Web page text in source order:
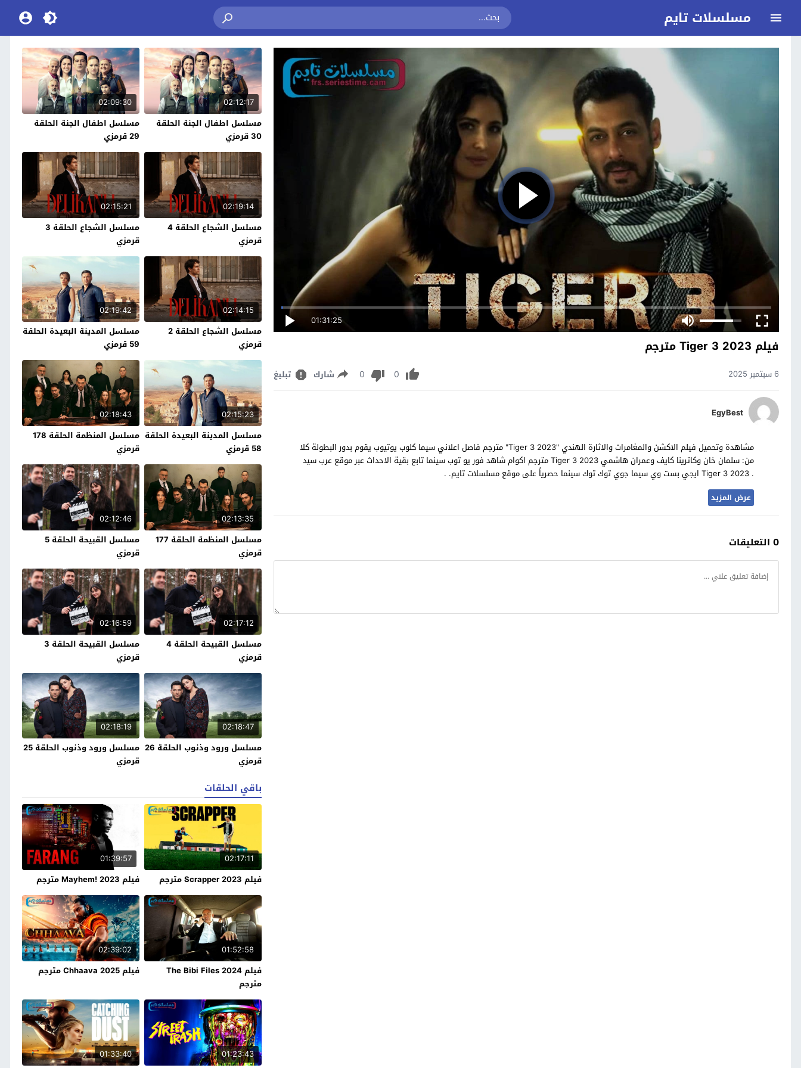
مسلسلات تايم
01:31:25
فيلم Tiger 3 2023 مترجم
6 سبتمبر 2025 0
0 شارك تبليغ
EgyBest
مشاهدة وتحميل فيلم الاكشن والمغامرات والاثارة الهندي "Tiger 3 2023" مترجم فاصل اعلاني سيما كلوب يوتيوب يقوم بدور البطولة كلا
من: سلمان خان وكاترينا كايف وعمران هاشمي Tiger 3 2023 مترجم اكوام شاهد فور يو توب سينما تابع بقية الاحداث عبر موقع عرب سيد
. Tiger 3 2023 ايجي بست وي سيما جوي توك توك سينما حصرياً على موقع مسلسلات تايم. .
عرض المزيد
0 التعليقات
02:12:17
مسلسل اطفال الجنة الحلقة
30 قرمزي
02:09:30
مسلسل اطفال الجنة الحلقة
29 قرمزي
02:19:14
مسلسل الشجاع الحلقة 4
قرمزي
02:15:21
مسلسل الشجاع الحلقة 3
قرمزي
02:14:15
مسلسل الشجاع الحلقة 2
قرمزي
02:19:42
مسلسل المدينة البعيدة الحلقة
59 قرمزي
02:15:23
مسلسل المدينة البعيدة الحلقة
58 قرمزي
02:18:43
مسلسل المنظمة الحلقة 178
قرمزي
02:13:35
مسلسل المنظمة الحلقة 177
قرمزي
02:12:46
مسلسل القبيحة الحلقة 5
قرمزي
02:17:12
مسلسل القبيحة الحلقة 4
قرمزي
02:16:59
مسلسل القبيحة الحلقة 3
قرمزي
02:18:47
مسلسل ورود وذنوب الحلقة 26
قرمزي
02:18:19
مسلسل ورود وذنوب الحلقة 25
قرمزي
باقي الحلقات
02:17:11
فيلم Scrapper 2023 مترجم
01:39:57
فيلم Mayhem! 2023 مترجم
01:52:58
فيلم The Bibi Files 2024
مترجم
02:39:02
فيلم Chhaava 2025 مترجم
01:23:43
01:33:40